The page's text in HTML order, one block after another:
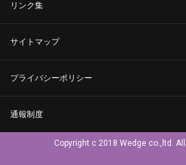
リンク集
サイトマップ
プライバシーポリシー
通報制度
Copyright c 2018 Wedge co.,ltd.